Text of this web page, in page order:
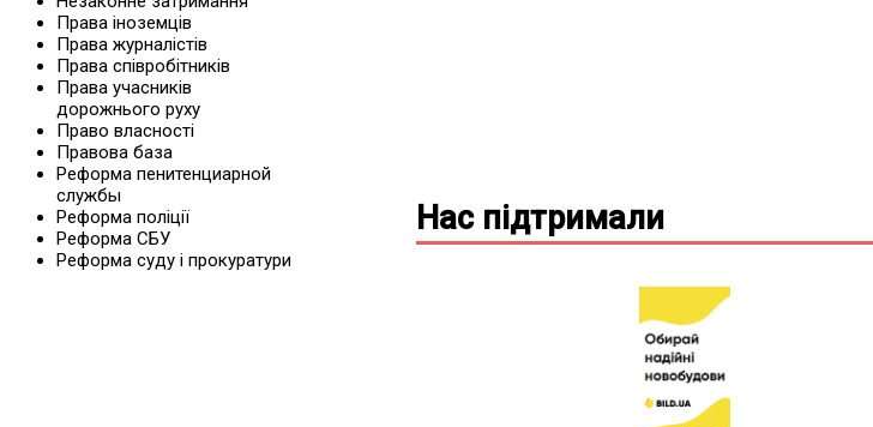
Права іноземців
Права журналістів
Права співробітників
Права учасників
дорожнього руху
Право власності
Правова база
Реформа пенитенциарной
службы
Реформа поліції
Реформа СБУ
Реформа суду і прокуратури
Нас підтримали